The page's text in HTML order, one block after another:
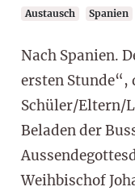
Austausch Spanien
Nach Spanien.
ersten Stunde“,
Schüler/Eltern/
Beladen der
Weihbischof